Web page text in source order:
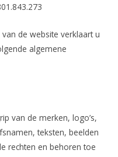
de website verklaart u
algemene
van de merken, logo’s,
teksten, beelden
rechten en behoren toe